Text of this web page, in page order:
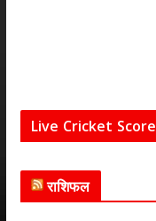
Live Cricket Score
राशिफल